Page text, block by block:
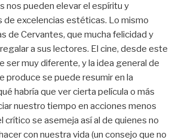
nos pueden elevar el espíritu y
de excelencias estéticas. Lo mismo
de Cervantes, que mucha felicidad y
a sus lectores. El cine, desde este
ser muy diferente, y la idea general de
produce se puede resumir en la
habría que ver cierta película o más
nuestro tiempo en acciones menos
crítico se asemeja así al de quienes no
con nuestra vida (un consejo que no